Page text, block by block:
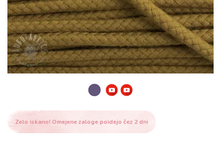
Zelo iskano! Omejene zaloge poidejo čez 2 dni